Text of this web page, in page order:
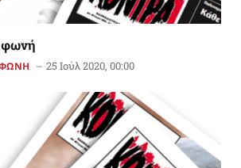
φωνή
25 Ιούλ 2020, 00:00